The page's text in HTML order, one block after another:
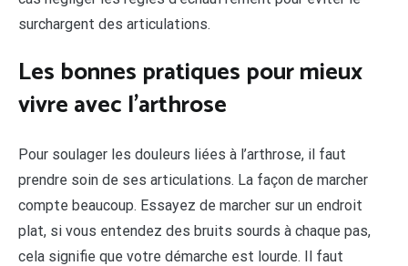
surchargent des articulations.
Les bonnes pratiques pour mieux
vivre avec l’arthrose
Pour soulager les douleurs liées à l’arthrose, il faut
prendre soin de ses articulations. La façon de marcher
compte beaucoup. Essayez de marcher sur un endroit
plat, si vous entendez des bruits sourds à chaque pas,
cela signifie que votre démarche est lourde. Il faut